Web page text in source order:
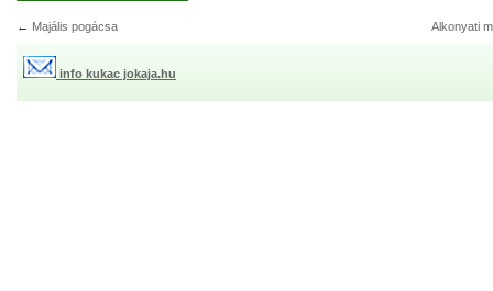
← Majális pogácsa Alkonyati
info kukac jokaja.hu